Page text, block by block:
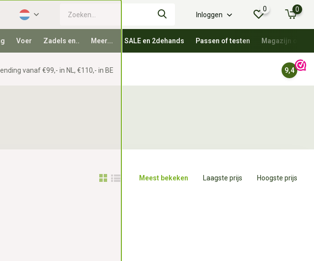
Inloggen
0 0
Voer Zadels en.. Meer... SALE en 2dehands Passen of testen Magazijn
vanaf €99,- in NL, €110,- in BE 9,4
Meest bekeken Laagste prijs Hoogste prijs